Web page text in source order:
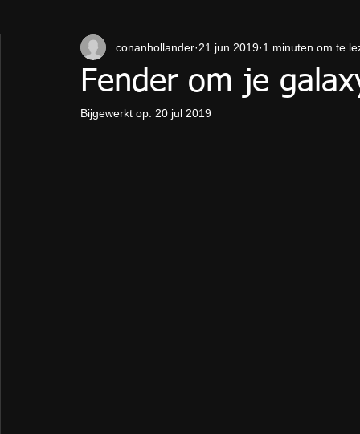
Fender om je
conanhollander 21 jun 2019 1 minuten om te
Bijgewerkt op: 20 jul 2019